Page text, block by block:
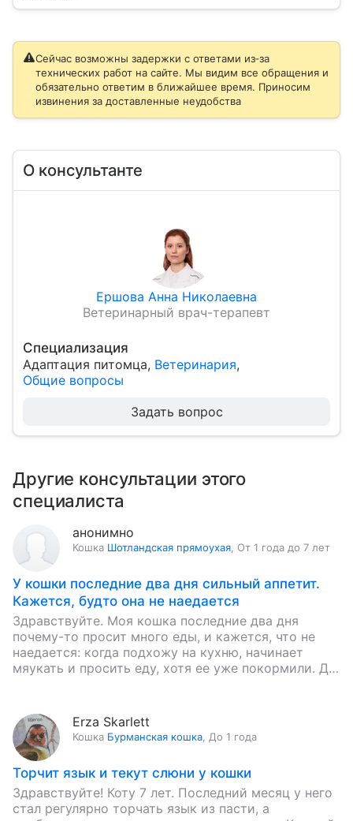
Сейчас возможны задержки с ответами из‑за
технических работ на сайте. Мы видим все обращения и
обязательно ответим в ближайшее время. Приносим
извинения за доставленные неудобства
О консультанте
Ершова Анна Николаевна
Ветеринарный врач-терапевт
Специализация
Адаптация питомца, Ветеринария,
Общие вопросы
Задать вопрос
Другие консультации этого
специалиста
анонимно
Кошка Шотландская прямоухая От 1 года до 7 лет
У кошки последние два дня сильный аппетит.
Кажется, будто она не наедается
Здравствуйте. Моя кошка последние два дня
почему-то просит много еды, и кажется, что не
наедается: когда подхожу на кухню, начинает
мяукать и просить еду, хотя ее уже покормили. До
Erza Skarlett
Кошка Бурманская кошка До 1 года
Торчит язык и текут слюни у кошки
Здравствуйте! Коту 7 лет. Последний месяц у него
стал регулярно торчать язык из пасти, а